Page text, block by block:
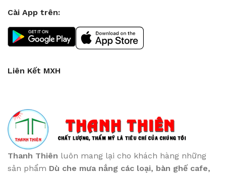
Cài App trên:
Liên Kết MXH
Thanh Thiên luôn mang lại cho khách hàng những
sản phẩm Dù che mưa nắng các loại, bàn ghế cafe,